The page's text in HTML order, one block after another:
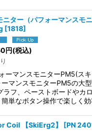
ニター（パフォーマンスモ
[1818]
円(税込)
ーマンスモニターPM5(スキ
マンスモニターPM5の大
ラフ、ペーストボードやカ
簡単なボタン操作で楽しく
Coil 【SkiErg2】 [PN